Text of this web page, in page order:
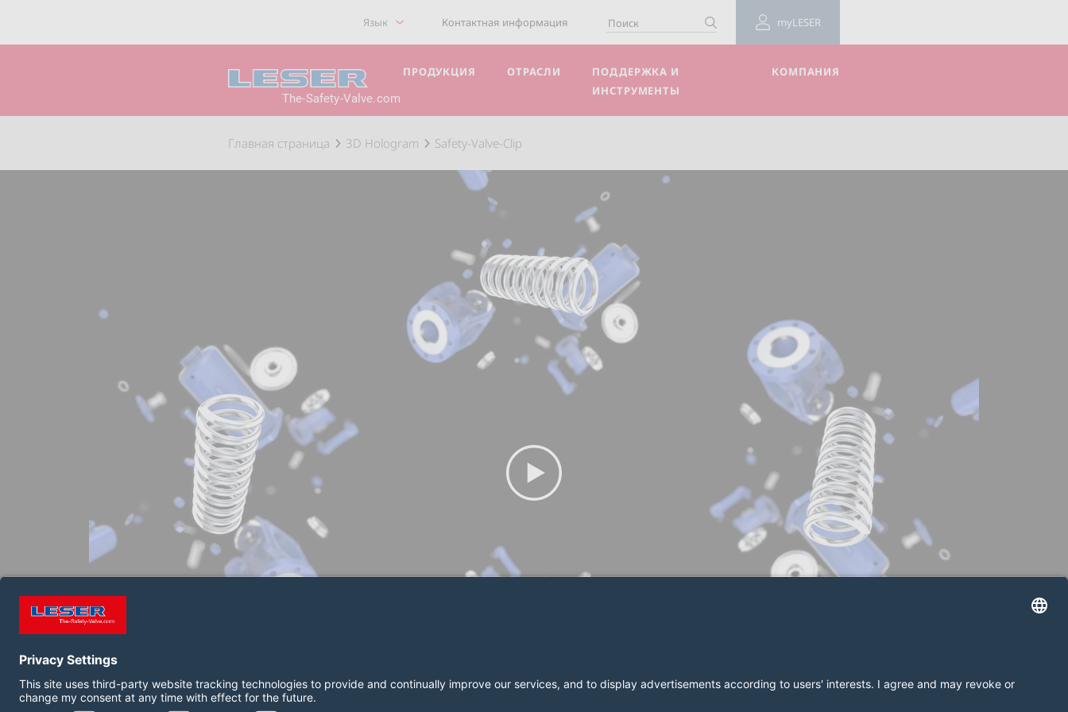
myLESER
Контактная информация
Язык
The-Safety-Valve.com
ПРОДУКЦИЯ ОТРАСЛИ
ПОДДЕРЖКА И
ИНСТРУМЕНТЫ
КОМПАНИЯ
Главная страница 3D Hologram Safety-Valve-Clip